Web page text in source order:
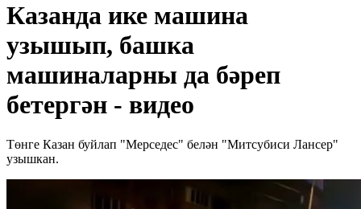
Казанда ике машина
узышып, башка
машиналарны да бәреп
бетергән - видео
Төнге Казан буйлап "Мерседес" белән "Митсубиси Лансер"
узышкан.